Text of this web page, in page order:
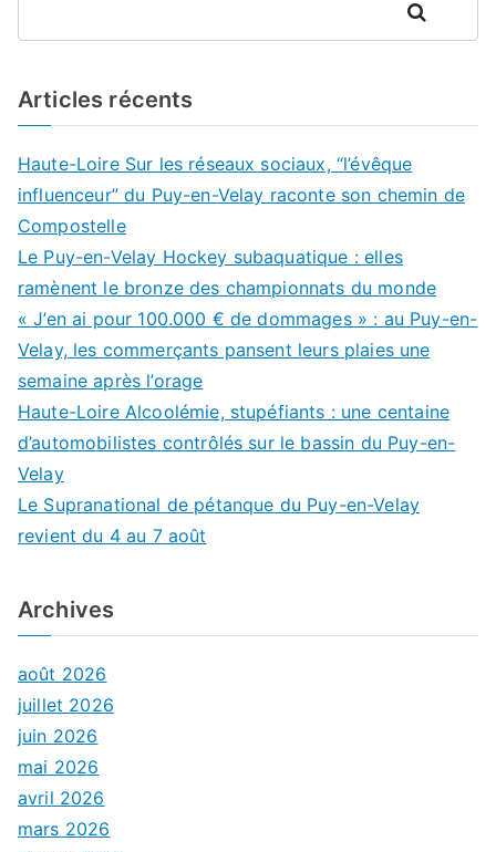
Rechercher
Articles récents
Haute-Loire Sur les réseaux sociaux, “l’évêque
influenceur” du Puy-en-Velay raconte son chemin de
Compostelle
Le Puy-en-Velay Hockey subaquatique : elles
ramènent le bronze des championnats du monde
« J’en ai pour 100.000 € de dommages » : au Puy-en-
Velay, les commerçants pansent leurs plaies une
semaine après l’orage
Haute-Loire Alcoolémie, stupéfiants : une centaine
d’automobilistes contrôlés sur le bassin du Puy-en-
Velay
Le Supranational de pétanque du Puy-en-Velay
revient du 4 au 7 août
Archives
août 2026
juillet 2026
juin 2026
mai 2026
avril 2026
mars 2026